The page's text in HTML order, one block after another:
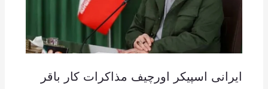
ایرانی اسپیکر اورچیف مذاکرات کار باقر